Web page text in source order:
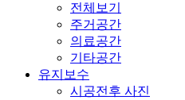
전체보기
주거공간
의료공간
기타공간
유지보수
시공전후 사진